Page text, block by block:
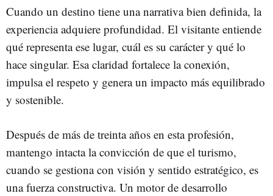
Cuando un destino tiene una narrativa bien definida, la
experiencia adquiere profundidad. El visitante entiende
qué representa ese lugar, cuál es su carácter y qué lo
hace singular. Esa claridad fortalece la conexión,
impulsa el respeto y genera un impacto más equilibrado
y sostenible.
Después de más de treinta años en esta profesión,
mantengo intacta la convicción de que el turismo,
cuando se gestiona con visión y sentido estratégico, es
una fuerza constructiva. Un motor de desarrollo